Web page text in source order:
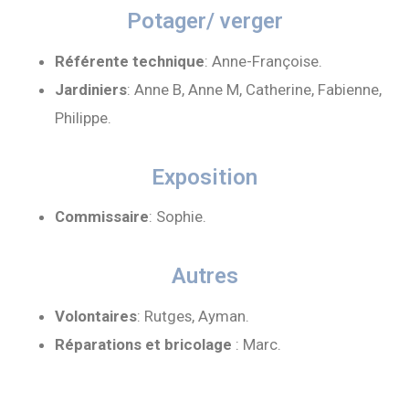
Potager/ verger
Référente technique: Anne-Françoise.
Jardiniers: Anne B, Anne M, Catherine, Fabienne,
Philippe.
Exposition
Commissaire: Sophie.
Autres
Volontaires: Rutges, Ayman.
Réparations et bricolage : Marc.